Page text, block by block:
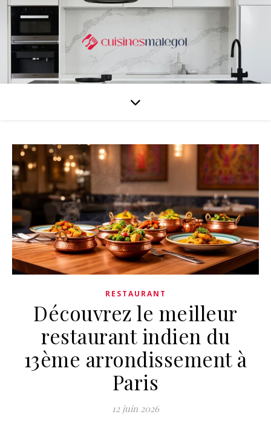
RESTAURANT
Découvrez le meilleur
restaurant indien du
13ème arrondissement à
Paris
12 juin 2026